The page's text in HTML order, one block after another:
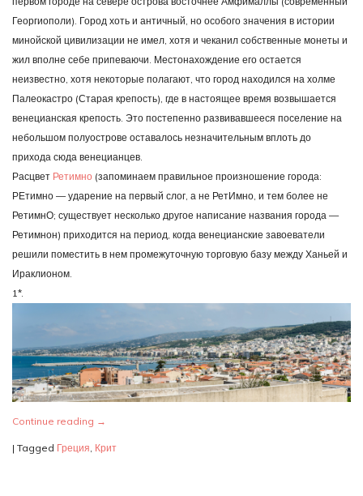
Георгиополи). Город хоть и античный, но особого значения в истории
минойской цивилизации не имел, хотя и чеканил собственные монеты и
жил вполне себе припеваючи. Местонахождение его остается
неизвестно, хотя некоторые полагают, что город находился на холме
Палеокастро (Старая крепость), где в настоящее время возвышается
венецианская крепость. Это постепенно развивавшееся поселение на
небольшом полуострове оставалось незначительным вплоть до
прихода сюда венецианцев.
Расцвет Ретимно (запоминаем правильное произношение города:
РЕтимно — ударение на первый слог, а не РетИмно, и тем более не
РетимнО; существует несколько другое написание названия города —
Ретимнон) приходится на период, когда венецианские завоеватели
решили поместить в нем промежуточную торговую базу между Ханьей и
Ираклионом.
1*.
Continue reading →
| Tagged Греция, Крит